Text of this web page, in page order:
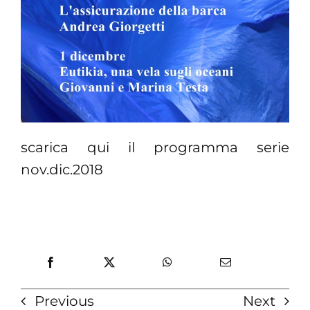
scarica qui il programma serie
nov.dic.2018
Previous Next